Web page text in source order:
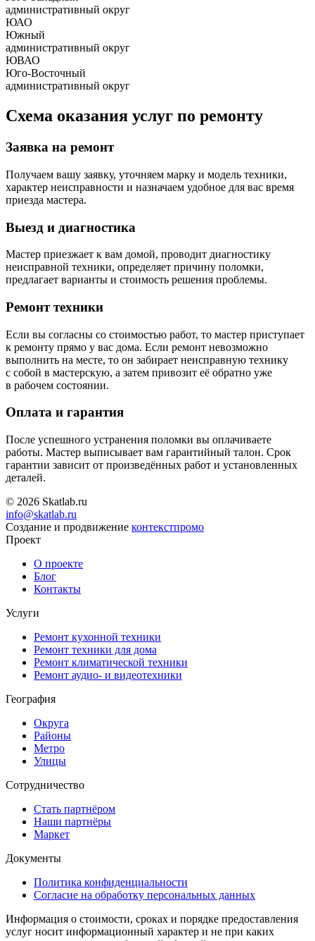
административный округ
ЮАО
Южный
административный округ
ЮВАО
Юго-Восточный
административный округ
Схема оказания услуг по ремонту
Заявка на ремонт
Получаем вашу заявку, уточняем марку и модель техники,
характер неисправности и назначаем удобное для вас время
приезда мастера.
Выезд и диагностика
Мастер приезжает к вам домой, проводит диагностику
неисправной техники, определяет причину поломки,
предлагает варианты и стоимость решения проблемы.
Ремонт техники
Если вы согласны со стоимостью работ, то мастер приступает
к ремонту прямо у вас дома. Если ремонт невозможно
выполнить на месте, то он забирает неисправную технику
с собой в мастерскую, а затем привозит её обратно уже
в рабочем состоянии.
Оплата и гарантия
После успешного устранения поломки вы оплачиваете
работы. Мастер выписывает вам гарантийный талон. Срок
гарантии зависит от произведённых работ и установленных
деталей.
© 2026 Skatlab.ru
info@skatlab.ru
Создание и продвижение контекстпромо
Проект
О проекте
Блог
Контакты
Услуги
Ремонт кухонной техники
Ремонт техники для дома
Ремонт климатической техники
Ремонт аудио- и видеотехники
География
Округа
Районы
Метро
Улицы
Сотрудничество
Стать партнёром
Наши партнёры
Маркет
Документы
Политика конфиденциальности
Согласие на обработку персональных данных
Информация о стоимости, сроках и порядке предоставления
услуг носит информационный характер и не при каких